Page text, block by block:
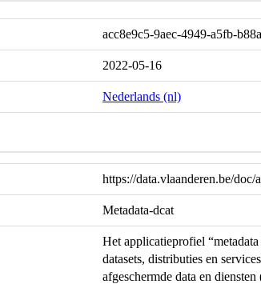
acc8e9c5-9aec-4949-a5fb-
2022-05-16
Nederlands (nl)
https://data.vlaanderen.be/
Metadata-dcat
Het applicatieprofiel
datasets, distributies en
afgeschermde data en